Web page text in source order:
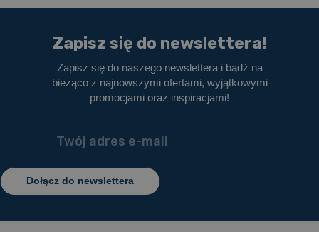
Zapisz się do newslettera!
Zapisz się do naszego newslettera i bądź na
bieżąco z najnowszymi ofertami, wyjątkowymi
promocjami oraz inspiracjami!
Dołącz do newslettera